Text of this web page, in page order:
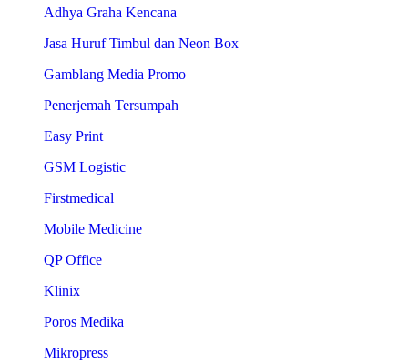
Adhya Graha Kencana
Jasa Huruf Timbul dan Neon Box
Gamblang Media Promo
Penerjemah Tersumpah
Easy Print
GSM Logistic
Firstmedical
Mobile Medicine
QP Office
Klinix
Poros Medika
Mikropress